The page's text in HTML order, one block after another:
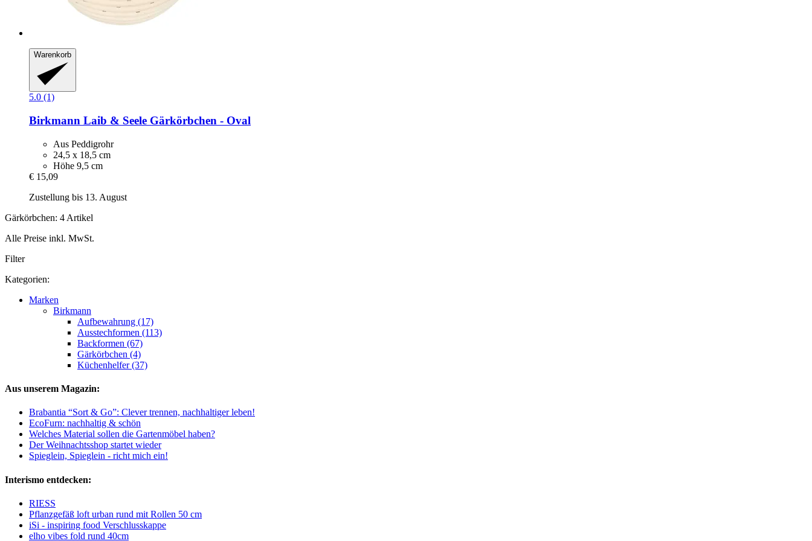
Warenkorb
5.0 (1)
Birkmann Laib & Seele Gärkörbchen -​ Oval
Aus Peddigrohr
24,5 x 18,5 cm
Höhe 9,5 cm
€ 15,09
Zustellung bis 13. August
Gärkörbchen: 4 Artikel
Alle Preise inkl. MwSt.
Filter
Kategorien:
Marken
Birkmann
Aufbewahrung (17)
Ausstechformen (113)
Backformen (67)
Gärkörbchen (4)
Küchenhelfer (37)
Aus unserem Magazin:
Brabantia “Sort & Go”: Clever trennen, nachhaltiger leben!
EcoFurn: nachhaltig & schön
Welches Material sollen die Gartenmöbel haben?
Der Weihnachtsshop startet wieder
Spieglein, Spieglein - richt mich ein!
Interismo entdecken:
RIESS
Pflanzgefäß loft urban rund mit Rollen 50 cm
iSi - inspiring food Verschlusskappe
elho vibes fold rund 40cm